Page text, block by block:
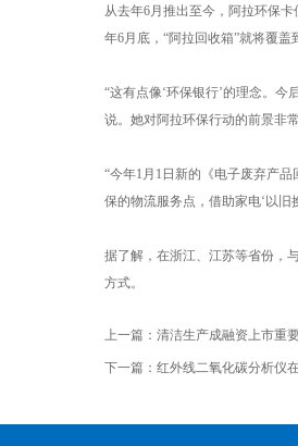
从去年6月推出至今，阿拉环保
年6月底，“阿拉回收箱”就将覆盖
“这有点像‘环保银行’的理念。
说。她对阿拉环保行动的前景非
“今年1月1日新的《电子废弃产
保的物流服务点，借助家电‘以旧
据了解，在浙江、江苏等省份，
方式。
上一篇： 清洁生产成融资上市重
下一篇： 红外线二氧化碳分析仪